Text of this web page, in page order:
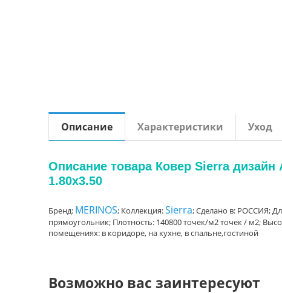
Описание Характеристики Уход
Описание товара Ковер Sierra дизайн
1.80x3.50
Бренд: MERINOS; Коллекция:Sierra; Сделано в: РОССИЯ;
прямоугольник; Плотность: 140800 точек/м2 точек / м2;
помещениях: в коридоре, на кухне, в спальне,гостиной
Возможно вас заинтересуют